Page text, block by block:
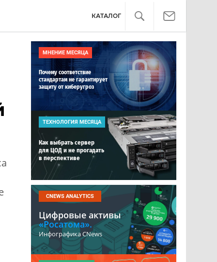
КАТАЛОГ
МНЕНИЕ МЕСЯЦА
Почему соответствие
стандартам не гарантирует
защиту от киберугроз
ТЕХНОЛОГИЯ МЕСЯЦА
Как выбрать сервер
для ЦОД и не прогадать
в перспективе
CNEWS ANALYTICS
Цифровые активы
«Росатома».
Инфографика CNews